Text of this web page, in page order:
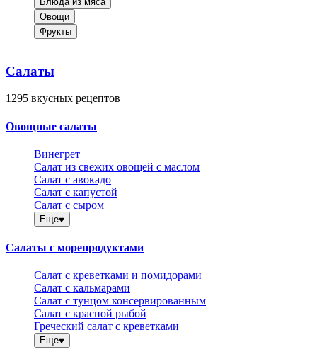
Овощи
Фрукты
Салаты
1295 вкусных рецептов
Овощные салаты
Винегрет
Салат из свежих овощей с маслом
Салат с авокадо
Салат с капустой
Салат с сыром
Еще
Салаты с морепродуктами
Салат с креветками и помидорами
Салат с кальмарами
Салат с тунцом консервированным
Салат с красной рыбой
Греческий салат с креветками
Еще